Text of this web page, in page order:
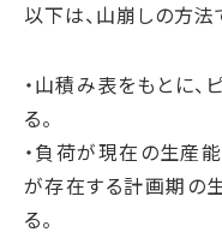
以下は、山崩しの方法
・山積み表をもとに
る。
・負荷が現在の生産
が存在する計画期の
る。